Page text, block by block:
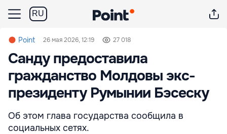
RU
Point 26 мая 2026, 12:19 27 018
Санду предоставила
гражданство Молдовы экс-
президенту Румынии Бэсеску
Об этом глава государства сообщила в
социальных сетях.